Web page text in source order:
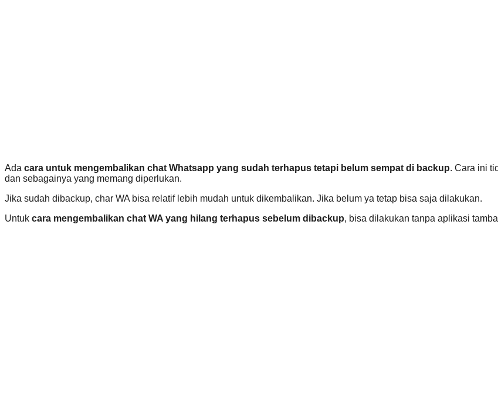
Ada cara untuk mengembalikan chat Whatsapp yang sudah terhapus tetapi belum sempat di backup. Cara ini
dan sebagainya yang memang diperlukan.
Jika sudah dibackup, char WA bisa relatif lebih mudah untuk dikembalikan. Jika belum ya tetap bisa saja dilakukan.
Untuk cara mengembalikan chat WA yang hilang terhapus sebelum dibackup, bisa dilakukan tanpa aplikasi